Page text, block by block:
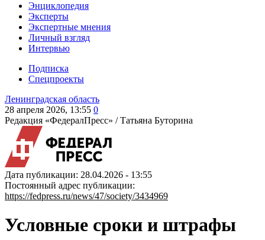
Энциклопедия
Эксперты
Экспертные мнения
Личный взгляд
Интервью
Подписка
Спецпроекты
Ленинградская область
28 апреля 2026, 13:55 0
Редакция «ФедералПресс» /Татьяна Буторина
Дата публикации: 28.04.2026 - 13:55
Постоянный адрес публикации:
https://fedpress.ru/news/47/society/3434969
Условные сроки и штрафы